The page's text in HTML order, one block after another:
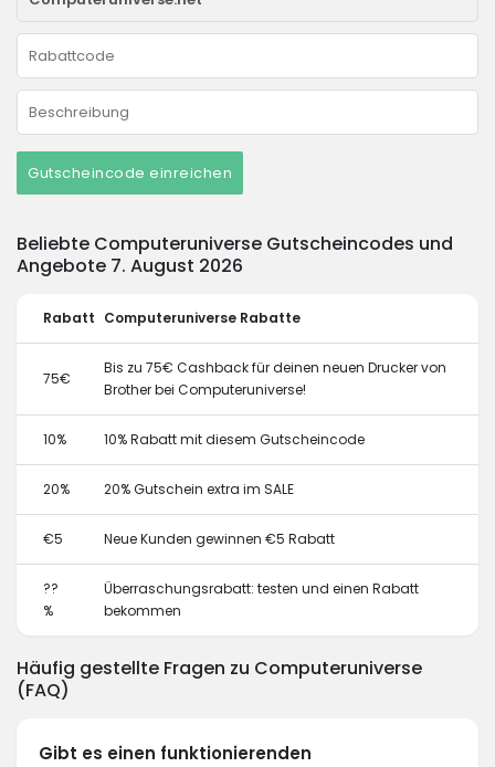
Gutscheincode einreichen
Beliebte Computeruniverse Gutscheincodes und
Angebote 7. August 2026
Rabatt Computeruniverse Rabatte
75€
Bis zu 75€ Cashback für deinen neuen Drucker von
Brother bei Computeruniverse!
10% 10% Rabatt mit diesem Gutscheincode
20% 20% Gutschein extra im SALE
€5 Neue Kunden gewinnen €5 Rabatt
??
%
Überraschungsrabatt: testen und einen Rabatt
bekommen
Häufig gestellte Fragen zu Computeruniverse
(FAQ)
Gibt es einen funktionierenden